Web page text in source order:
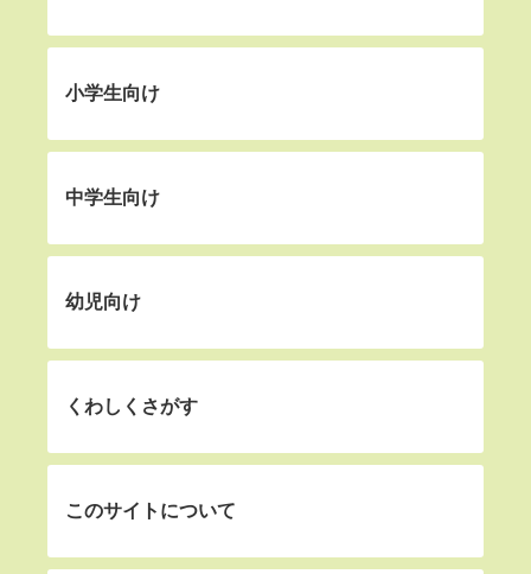
小学生向け
中学生向け
幼児向け
くわしくさがす
このサイトについて